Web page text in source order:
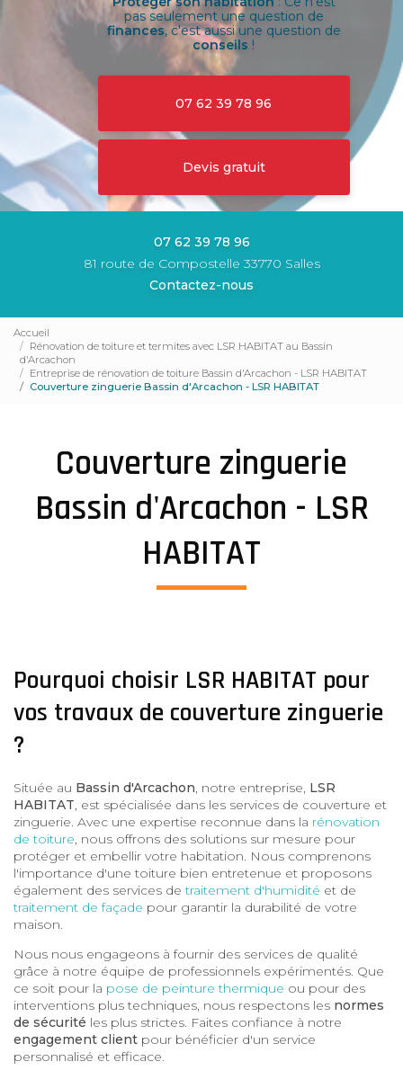
pas seulement une question de
finances, c'est aussi une question de
conseils !
07 62 39 78 96
Devis gratuit
07 62 39 78 96
81 route de Compostelle 33770 Salles
Contactez-nous
Accueil
Rénovation de toiture et termites avec LSR HABITAT au Bassin
d'Arcachon
Entreprise de rénovation de toiture Bassin d'Arcachon - LSR HABITAT
Couverture zinguerie Bassin d'Arcachon - LSR HABITAT
Couverture zinguerie
Bassin d'Arcachon - LSR
HABITAT
Pourquoi choisir LSR HABITAT pour
vos travaux de couverture zinguerie
?
Située au Bassin d'Arcachon, notre entreprise, LSR
HABITAT, est spécialisée dans les services de couverture et
zinguerie. Avec une expertise reconnue dans la rénovation
de toiture, nous offrons des solutions sur mesure pour
protéger et embellir votre habitation. Nous comprenons
l'importance d'une toiture bien entretenue et proposons
également des services detraitement d'humidité et de
traitement de façade pour garantir la durabilité de votre
maison.
Nous nous engageons à fournir des services de qualité
grâce à notre équipe de professionnels expérimentés. Que
ce soit pour la pose de peinture thermique ou pour des
interventions plus techniques, nous respectons les normes
de sécurité les plus strictes. Faites confiance à notre
engagement client pour bénéficier d'un service
personnalisé et efficace.